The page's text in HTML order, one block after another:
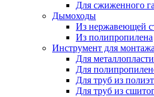
Для сжиженного
Дымоходы
Из нержавеющей
Из полипропилена
Инструмент для монтажа
Для
Для
Для труб из
Для труб из